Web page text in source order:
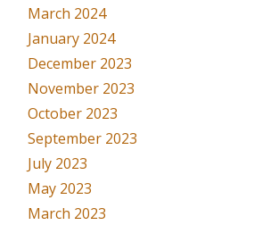
March 2024
January 2024
December 2023
November 2023
October 2023
September 2023
July 2023
May 2023
March 2023